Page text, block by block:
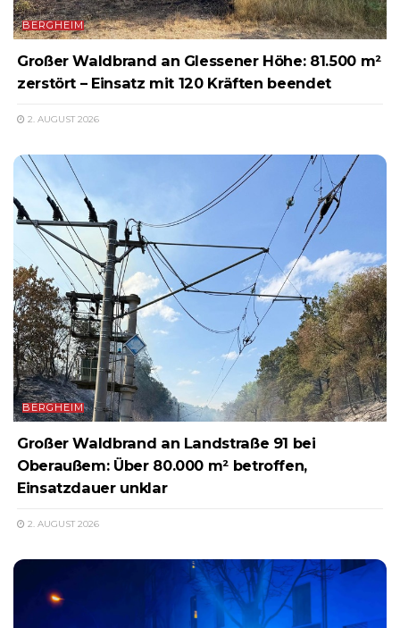
BERGHEIM
Großer Waldbrand an Glessener Höhe: 81.500 m²
zerstört – Einsatz mit 120 Kräften beendet
2. AUGUST 2026
BERGHEIM
Großer Waldbrand an Landstraße 91 bei
Oberaußem: Über 80.000 m² betroffen,
Einsatzdauer unklar
2. AUGUST 2026